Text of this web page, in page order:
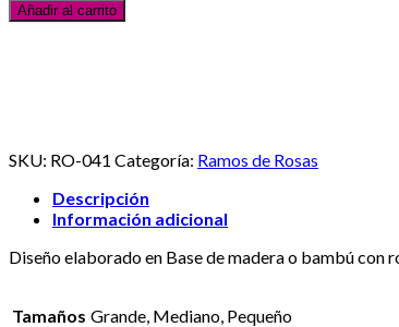
Añadir al carrito
SKU: RO-041 Categoría: Ramos de Rosas
Descripción
Información adicional
Diseño elaborado en Base de madera o bambú con
Tamaños Grande, Mediano, Pequeño